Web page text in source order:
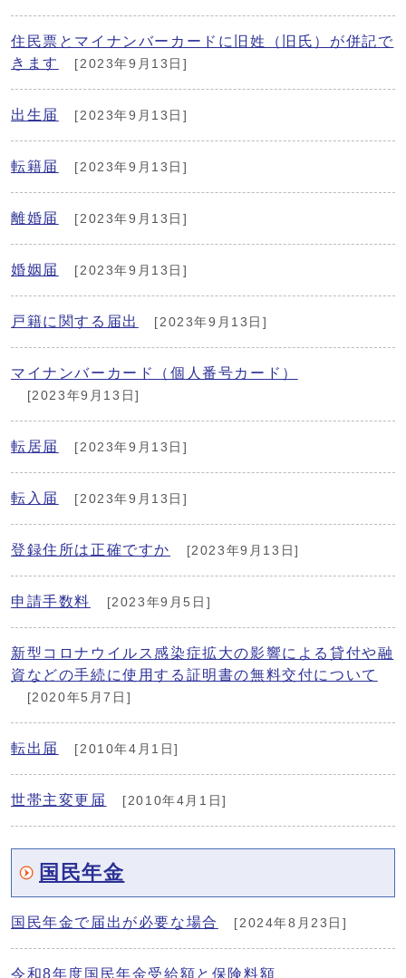
住民票とマイナンバーカードに旧姓（旧氏）が併記で
きます
[2023年9月13日]
出生届 [2023年9月13日]
転籍届 [2023年9月13日]
離婚届 [2023年9月13日]
婚姻届 [2023年9月13日]
戸籍に関する届出 [2023年9月13日]
マイナンバーカード（個人番号カード）
[2023年9月13日]
転居届 [2023年9月13日]
転入届 [2023年9月13日]
登録住所は正確ですか [2023年9月13日]
申請手数料 [2023年9月5日]
新型コロナウイルス感染症拡大の影響による貸付や融
資などの手続に使用する証明書の無料交付について
[2020年5月7日]
転出届 [2010年4月1日]
世帯主変更届 [2010年4月1日]
国民年金
国民年金で届出が必要な場合 [2024年8月23日]
令和8年度国民年金受給額と保険料額